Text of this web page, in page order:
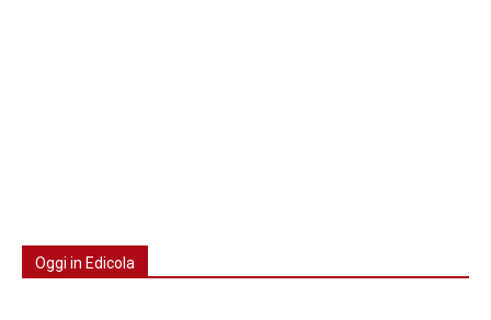
Oggi in Edicola